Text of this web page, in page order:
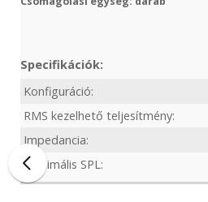
Specifikációk:
Konfiguráció:
RMS kezelhető teljesítmény:
Impedancia:
Maximális SPL: